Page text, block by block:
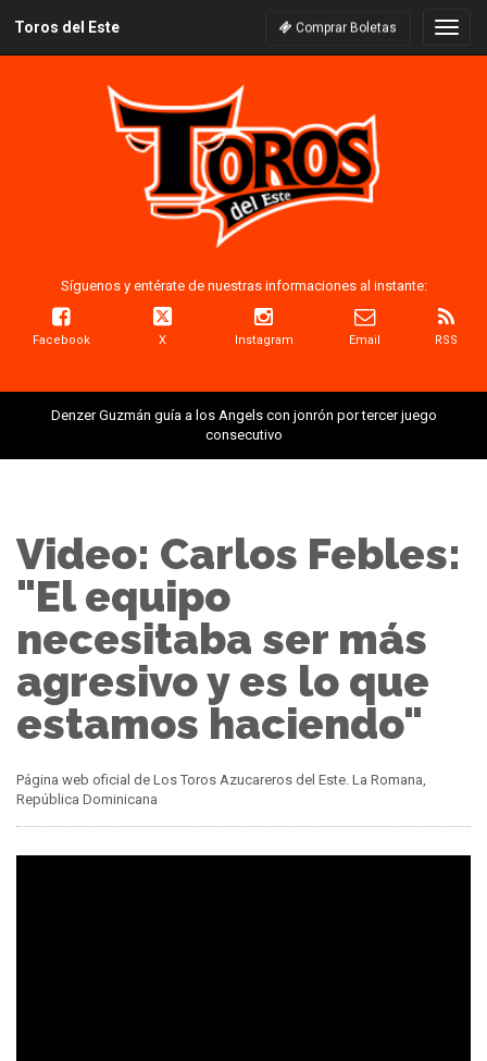
Toros del Este Comprar Boletas
Síguenos y entérate de nuestras informaciones al instante:
Facebook X Instagram Email RSS
Denzer Guzmán guía a los Angels con jonrón por tercer juego
consecutivo
Video: Carlos Febles:
"El equipo
necesitaba ser más
agresivo y es lo que
estamos haciendo"
Página web oficial de Los Toros Azucareros del Este. La Romana,
República Dominicana